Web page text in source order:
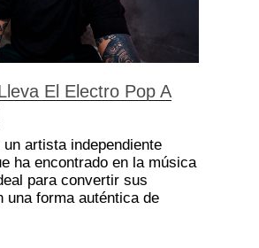
El Electro Pop A
un artista independiente
ha encontrado en la música
para convertir sus
una forma auténtica de